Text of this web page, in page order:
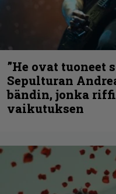
”He ovat tuoneet
Sepulturan
bändin, jonka
vaikutuksen